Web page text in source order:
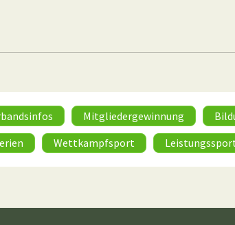
Mitgliedergewinnung
Wettkampfsport